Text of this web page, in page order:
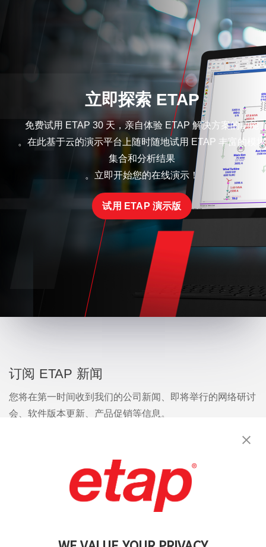
立即探索 ETAP
免费试用 ETAP 30 天，亲自体验 ETAP 解决方案的功能
。在此基于云的演示平台上随时随地试用 ETAP 丰富的模块
集合和分析结果
。立即开始您的在线演示！
试用 ETAP 演示版
订阅 ETAP 新闻
您将在第一时间收到我们的公司新闻、即将举行的网络研讨
会、软件版本更新、产品促销等信息。
联系我们 | 使用条款 | 保密规则 | 网站地图